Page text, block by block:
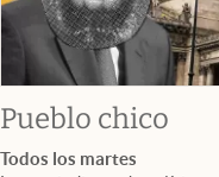
Pueblo chico
Todos los martes